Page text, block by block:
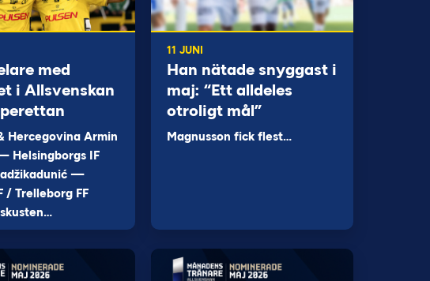
med
i Allsvenskan
Hercegovina Armin
Helsingborgs IF
—
/ Trelleborg FF
11 JUNI
Han nätade snyggast i
maj: “Ett alldeles
otroligt mål”
Magnusson fick flest…